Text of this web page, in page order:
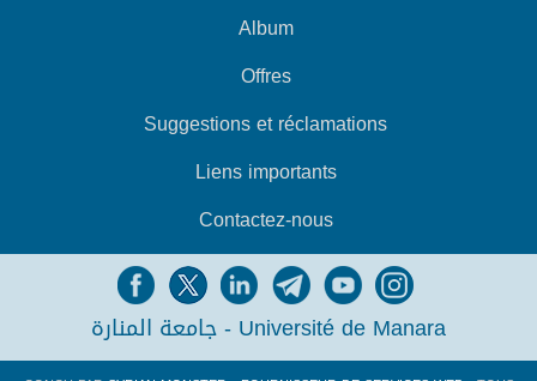
Album
Offres
Suggestions et réclamations
Liens importants
Contactez-nous
جامعة المنارة - Université de Manara